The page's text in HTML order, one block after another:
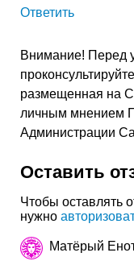
Ответить
Внимание! Перед
размещенная на
личным мнением
Администрации
Оставить
Чтобы оставлять
нужно
Матёрый